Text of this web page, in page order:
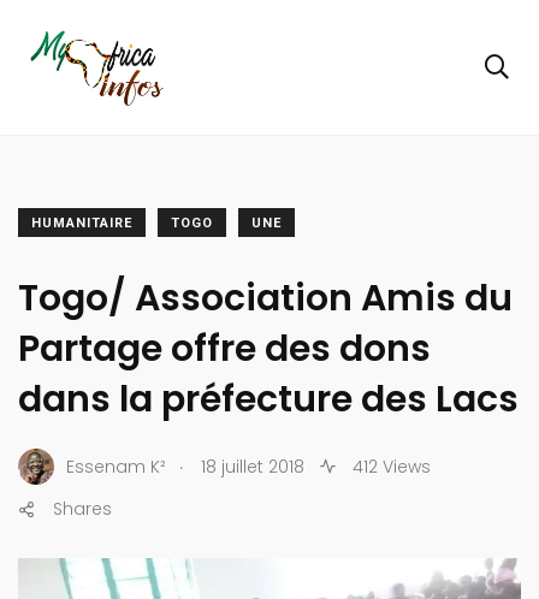
HUMANITAIRE TOGO UNE
Togo/ Association Amis du
Partage offre des dons
dans la préfecture des Lacs
Essenam K² . 18 juillet 2018
412 Views
Shares